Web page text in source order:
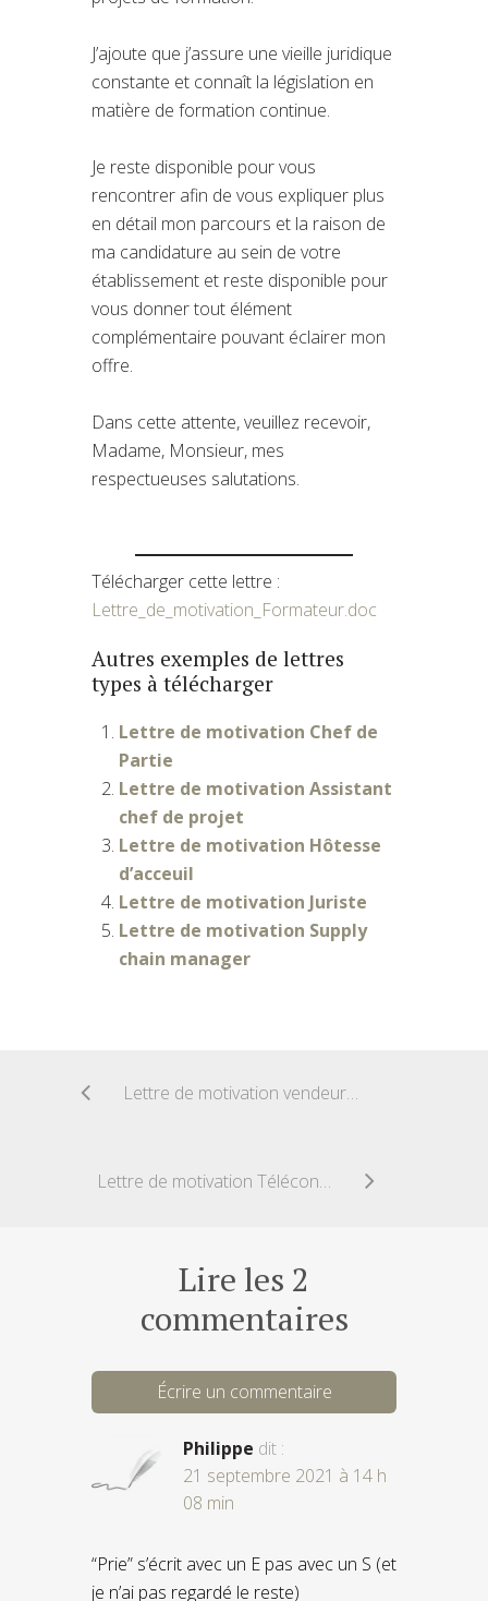
J’ajoute que j’assure une vieille juridique
constante et connaît la législation en
matière de formation continue.
Je reste disponible pour vous
rencontrer afin de vous expliquer plus
en détail mon parcours et la raison de
ma candidature au sein de votre
établissement et reste disponible pour
vous donner tout élément
complémentaire pouvant éclairer mon
offre.
Dans cette attente, veuillez recevoir,
Madame, Monsieur, mes
respectueuses salutations.
Télécharger cette lettre :
Lettre_de_motivation_Formateur.doc
Autres exemples de lettres
types à télécharger
Lettre de motivation Chef de
Partie
Lettre de motivation Assistant
chef de projet
Lettre de motivation Hôtesse
d’acceuil
Lettre de motivation Juriste
Lettre de motivation Supply
chain manager
Lettre de motivation vendeur multimedia
Lettre de motivation Téléconseiller
Lire les 2
commentaires
Écrire un commentaire
Philippe dit :
21 septembre 2021 à 14 h
08 min
“Prie” s’écrit avec un E pas avec un S (et
je n’ai pas regardé le reste)